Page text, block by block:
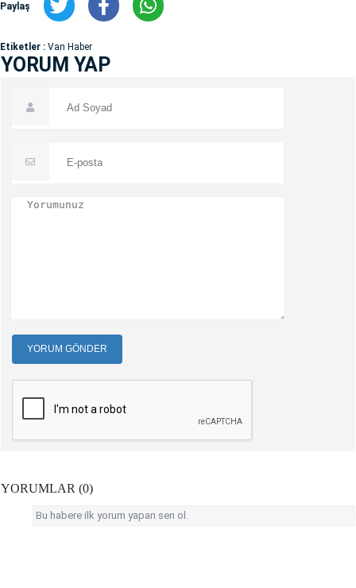
Paylaş
Etiketler : Van Haber
YORUM YAP
YORUM GÖNDER
YORUMLAR (0)
Bu habere ilk yorum yapan sen ol.